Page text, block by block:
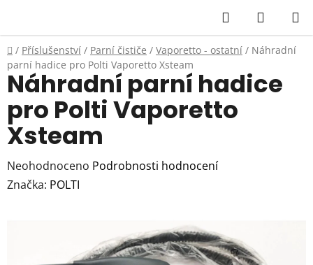
obsah
Hledat
KOŠÍK
Domů
/ Příslušenství / Parní čističe / Vaporetto - ostatní / Náhradní
parní hadice pro Polti Vaporetto Xsteam
Náhradní parní hadice
pro Polti Vaporetto
Xsteam
Průměrné
hodnocení
Neohodnoceno Podrobnosti hodnocení
Značka: POLTI